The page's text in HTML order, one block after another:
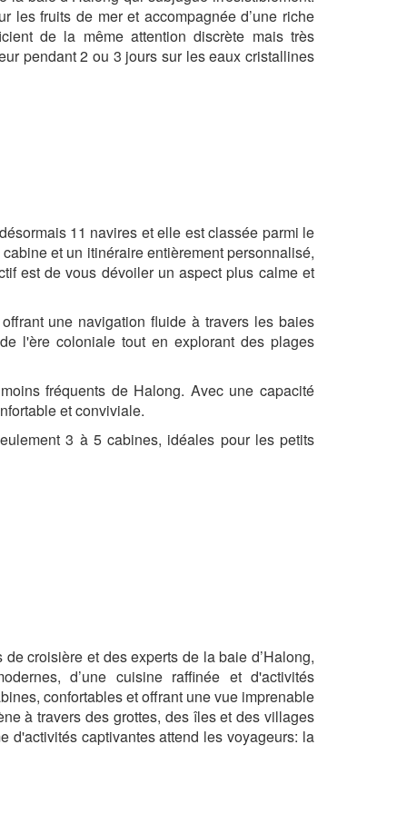
les fruits de mer et accompagnée d’une riche
de la même attention discrète mais très
pendant 2 ou 3 jours sur les eaux cristallines
11 navires et elle est classée parmi le
et un itinéraire entièrement personnalisé,
est de vous dévoiler un aspect plus calme et
une navigation fluide à travers les baies
l'ère coloniale tout en explorant des plages
fréquents de Halong. Avec une capacité
et conviviale.
3 à 5 cabines, idéales pour les petits
croisière et des experts de la baie d’Halong,
d’une cuisine raffinée et d'activités
confortables et offrant une vue imprenable
à travers des grottes, des îles et des villages
d'activités captivantes attend les voyageurs: la